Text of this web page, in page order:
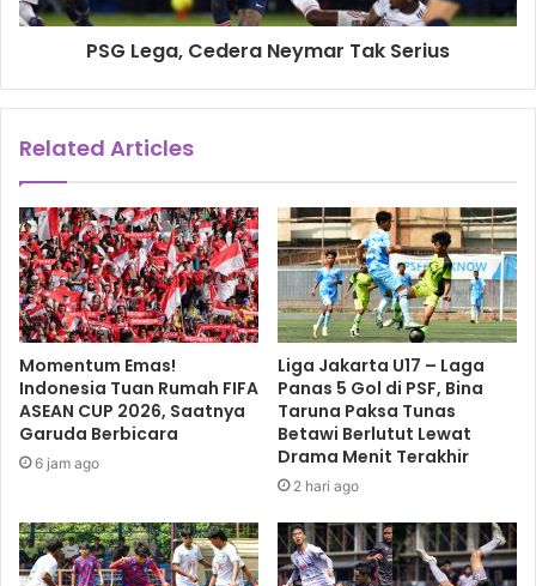
PSG Lega, Cedera Neymar Tak Serius
Related Articles
Momentum Emas!
Indonesia Tuan Rumah FIFA
ASEAN CUP 2026, Saatnya
Garuda Berbicara
6 jam ago
Liga Jakarta U17 – Laga
Panas 5 Gol di PSF, Bina
Taruna Paksa Tunas
Betawi Berlutut Lewat
Drama Menit Terakhir
2 hari ago